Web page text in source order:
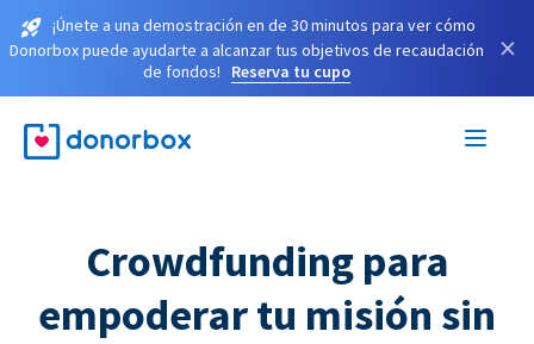
¡Únete a una demostración en de 30 minutos para ver cómo
Donorbox puede ayudarte a alcanzar tus objetivos de recaudación
de fondos!
Reserva tu cupo
×
Crowdfunding para
empoderar tu misión sin